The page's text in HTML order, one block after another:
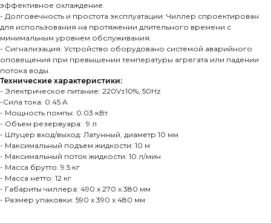
эффективное охлаждение.
- Долговечность и простота эксплуатации: Чиллер спроектирован
для использования на протяжении длительного времени с
минимальным уровнем обслуживания.
- Сигнализация: Устройство оборудовано системой аварийного
оповещения при превышении температуры агрегата или падении
потока воды.
Технические характеристики:
- Электрическое питание: 220V±10%, 50Hz
-Сила тока: 0.45 A
- Мощность помпы: 0.03 кВт
- Объем резервуара: 9 л
- Штуцер вход/выход: Латунный, диаметр 10 мм
- Максимальный подъем жидкости: 10 м
- Максимальный поток жидкости: 10 л/мин
- Масса брутто: 9.5 кг
- Масса нетто: 12 кг
- Габариты чиллера: 490 x 270 x 380 мм
- Размер упаковки: 590 x 390 x 480 мм